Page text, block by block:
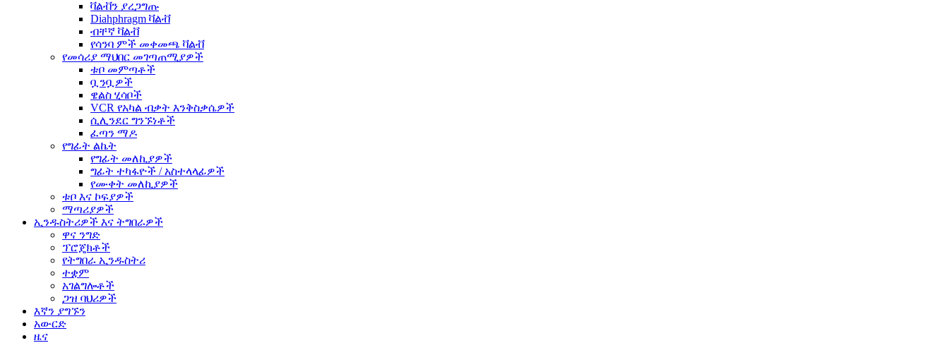
ቫልቭን ያረጋግጡ
Diahphragm ቫልቭ
ብቸኛ ቫልቭ
የሳንባ ምች መቀመጫ ቫልቭ
የመሳሪያ ማህበር መገጣጠሚያዎች
ቱቦ መምጣቶች
ቧንቧዎች
ዌልስ ሂሳቦች
VCR የአካል ብቃት እንቅስቃሴዎች
ሲሊንደር ግንኙነቶች
ፈጣን ማዶ
የግፊት ልኬት
የግፊት መለኪያዎች
ግፊት ተካፋዮች / አስተላላፊዎች
የሙቀት መለኪያዎች
ቱቦ እና ኮፍያዎች
ማጣሪያዎች
ኢንዱስትሪዎች እና ትግበራዎች
ዋና ንግድ
ፕሮጄክቶች
የትግበራ ኢንዱስትሪ
ተቋም
አገልግሎቶች
ጋዝ ባህሪዎች
እኛን ያግኙን
አውርድ
ዜና